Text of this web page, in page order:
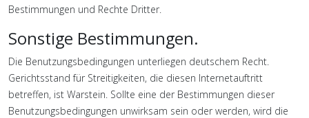
Bestimmungen und Rechte Dritter.
Sonstige Bestimmungen.
Die Benutzungsbedingungen unterliegen deutschem Recht.
Gerichtsstand für Streitigkeiten, die diesen Internetauftritt
betreffen, ist Warstein. Sollte eine der Bestimmungen dieser
Benutzungsbedingungen unwirksam sein oder werden, wird die